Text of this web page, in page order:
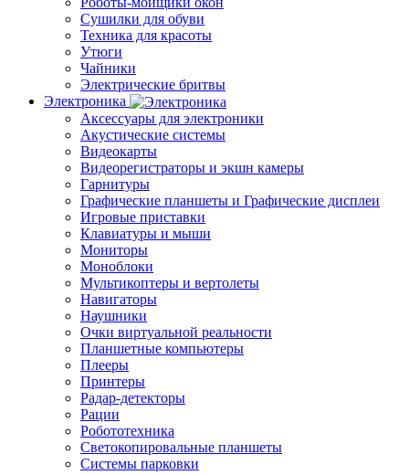
Сушилки для обуви
Техника для красоты
Утюги
Чайники
Электрические бритвы
Электроника
Аксессуары для электроники
Акустические системы
Видеокарты
Видеорегистраторы и экшн камеры
Гарнитуры
Графические планшеты и Графические дисплеи
Игровые приставки
Клавиатуры и мыши
Мониторы
Моноблоки
Мультикоптеры и вертолеты
Навигаторы
Наушники
Очки виртуальной реальности
Планшетные компьютеры
Плееры
Принтеры
Радар-детекторы
Рации
Робототехника
Светокопировальные планшеты
Системы парковки